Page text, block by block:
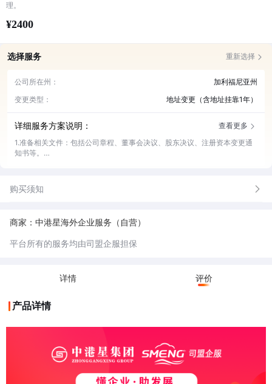
理。
¥2400
选择服务 重新选择
公司所在州：
加利福尼亚州
变更类型：
地址变更（含地址挂靠1年）
详细服务方案说明：
查看更多
1.准备相关文件：包括公司章程、董事会决议、股东决议、注册资本变更通
知书等。
购买须知
商家：中港星海外企业服务（自营）
平台所有的服务均由司盟企服担保
详情 评价
产品详情